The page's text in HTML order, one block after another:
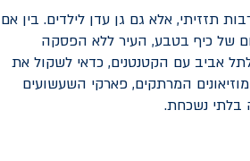
תזזיתי, אלא גם גן עדן לילדים. בין אם
של כיף בטבע, העיר ללא הפסקה
אביב עם הקטנטנים, כדאי לשקול את
המרתקים, פארקי השעשועים
בלתי נשכחת.